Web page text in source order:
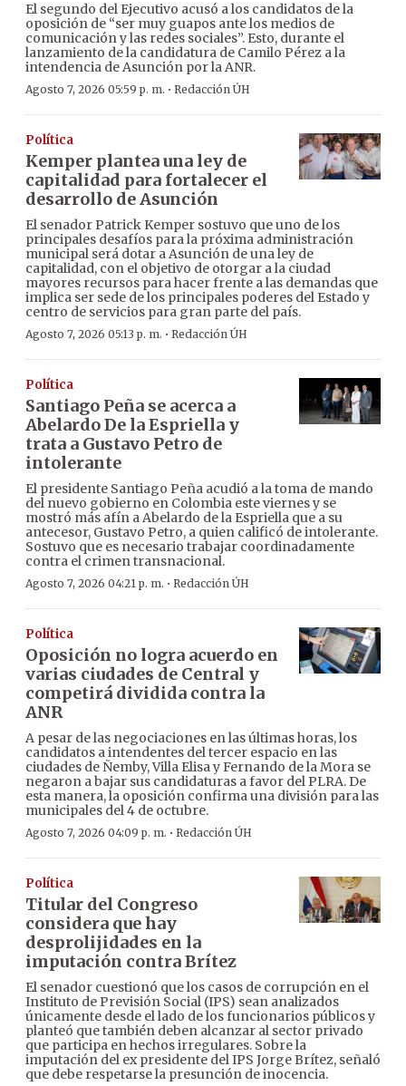
El segundo del Ejecutivo acusó a los candidatos de la
oposición de “ser muy guapos ante los medios de
comunicación y las redes sociales”. Esto, durante el
lanzamiento de la candidatura de Camilo Pérez a la
intendencia de Asunción por la ANR.
Agosto 7, 2026 05:59 p. m. · Redacción ÚH
Política
Kemper plantea una ley de
capitalidad para fortalecer el
desarrollo de Asunción
El senador Patrick Kemper sostuvo que uno de los
principales desafíos para la próxima administración
municipal será dotar a Asunción de una ley de
capitalidad, con el objetivo de otorgar a la ciudad
mayores recursos para hacer frente a las demandas que
implica ser sede de los principales poderes del Estado y
centro de servicios para gran parte del país.
Agosto 7, 2026 05:13 p. m. · Redacción ÚH
Política
Santiago Peña se acerca a
Abelardo De la Espriella y
trata a Gustavo Petro de
intolerante
El presidente Santiago Peña acudió a la toma de mando
del nuevo gobierno en Colombia este viernes y se
mostró más afín a Abelardo de la Espriella que a su
antecesor, Gustavo Petro, a quien calificó de intolerante.
Sostuvo que es necesario trabajar coordinadamente
contra el crimen transnacional.
Agosto 7, 2026 04:21 p. m. · Redacción ÚH
Política
Oposición no logra acuerdo en
varias ciudades de Central y
competirá dividida contra la
ANR
A pesar de las negociaciones en las últimas horas, los
candidatos a intendentes del tercer espacio en las
ciudades de Ñemby, Villa Elisa y Fernando de la Mora se
negaron a bajar sus candidaturas a favor del PLRA. De
esta manera, la oposición confirma una división para las
municipales del 4 de octubre.
Agosto 7, 2026 04:09 p. m. · Redacción ÚH
Política
Titular del Congreso
considera que hay
desprolijidades en la
imputación contra Brítez
El senador cuestionó que los casos de corrupción en el
Instituto de Previsión Social (IPS) sean analizados
únicamente desde el lado de los funcionarios públicos y
planteó que también deben alcanzar al sector privado
que participa en hechos irregulares. Sobre la
imputación del ex presidente del IPS Jorge Brítez, señaló
que debe respetarse la presunción de inocencia.